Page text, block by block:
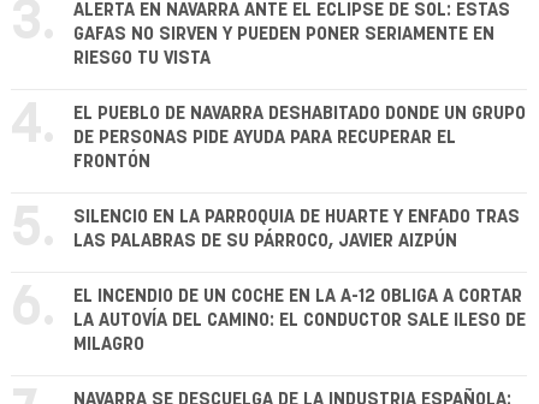
3.
ALERTA EN NAVARRA ANTE EL ECLIPSE DE SOL: ESTAS
GAFAS NO SIRVEN Y PUEDEN PONER SERIAMENTE EN
RIESGO TU VISTA
4.
EL PUEBLO DE NAVARRA DESHABITADO DONDE UN GRUPO
DE PERSONAS PIDE AYUDA PARA RECUPERAR EL
FRONTÓN
5.
SILENCIO EN LA PARROQUIA DE HUARTE Y ENFADO TRAS
LAS PALABRAS DE SU PÁRROCO, JAVIER AIZPÚN
6.
EL INCENDIO DE UN COCHE EN LA A-12 OBLIGA A CORTAR
LA AUTOVÍA DEL CAMINO: EL CONDUCTOR SALE ILESO DE
MILAGRO
NAVARRA SE DESCUELGA DE LA INDUSTRIA ESPAÑOLA: